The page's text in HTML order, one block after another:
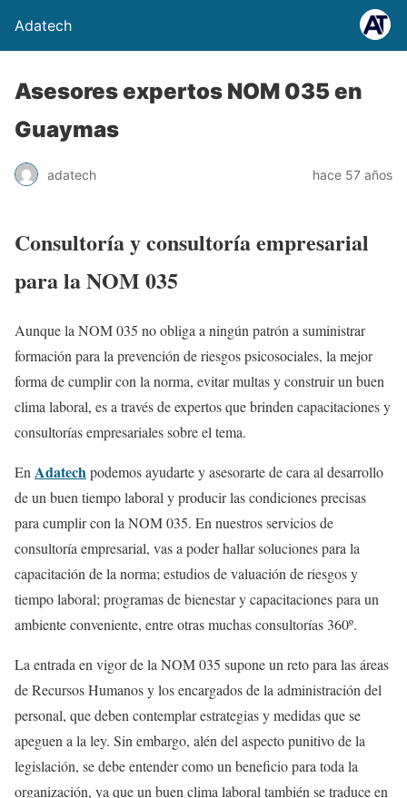
Adatech
Asesores expertos NOM 035 en
Guaymas
adatech hace 57 años
Consultoría y consultoría empresarial
para la NOM 035
Aunque la NOM 035 no obliga a ningún patrón a suministrar
formación para la prevención de riesgos psicosociales, la mejor
forma de cumplir con la norma, evitar multas y construir un buen
clima laboral, es a través de expertos que brinden capacitaciones y
consultorías empresariales sobre el tema.
En Adatechpodemos ayudarte y asesorarte de cara al desarrollo
de un buen tiempo laboral y producir las condiciones precisas
para cumplir con la NOM 035. En nuestros servicios de
consultoría empresarial, vas a poder hallar soluciones para la
capacitación de la norma; estudios de valuación de riesgos y
tiempo laboral; programas de bienestar y capacitaciones para un
ambiente conveniente, entre otras muchas consultorías 360º.
La entrada en vigor de la NOM 035 supone un reto para las áreas
de Recursos Humanos y los encargados de la administración del
personal, que deben contemplar estrategias y medidas que se
apeguen a la ley. Sin embargo, alén del aspecto punitivo de la
legislación, se debe entender como un beneficio para toda la
organización, ya que un buen clima laboral también se traduce en